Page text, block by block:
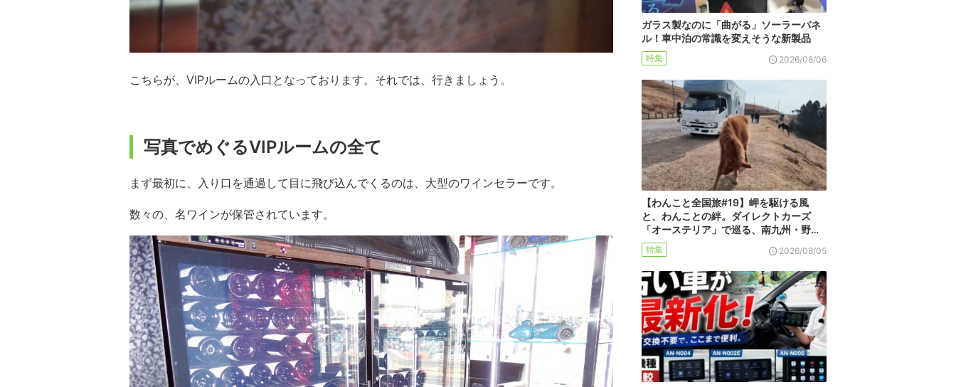
こちらが、VIPルームの入口となっております。それでは、行きましょう。
写真でめぐるVIPルームの全て
まず最初に、入り口を通過して目に飛び込んでくるのは、大型のワインセラーです。
数々の、名ワインが保管されています。
ガラス製なのに「曲がる」ソーラーパネ
ル！車中泊の常識を変えそうな新製品
特集 2026/08/06
【わんこと全国旅#19】岬を駆ける風
と、わんことの絆。ダイレクトカーズ
「オーステリア」で巡る、南九州・野…
特集 2026/08/05